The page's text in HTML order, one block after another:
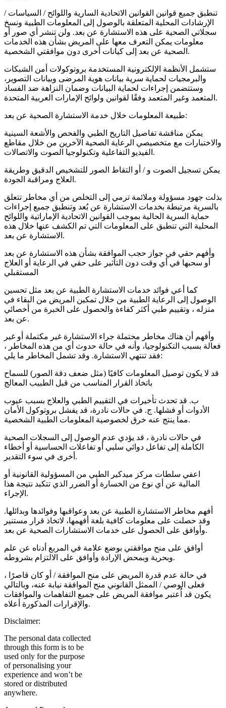
تنطبق جميع قوانين القوانين الاتحادية السارية واللوائح / السياسات /
الإرشادات المحلية المتعلقة بالوصول إلى المعلومات الطبية ونسخ
سجلاتي الصحية على هذه الاستشارة عن بعد. ولن تنشر أي صور أو
معلومات يمكن التعرف معها على المريض بشأن هذه الخدمات
الصحية عن بعد إلى كيانات أخرى دون موافقتي الشخصية.
ستشمل الأنظمة الإلكترونية المستخدمة بروتوكولات أمن الشبكات
والبرمجيات لحماية سرية بيانات هوية المرضى وبيانات التصوير،
وستتضمن إجراءات لحماية البيانات وضمان النزاهة ضد الفساد
المتعمد وغير المتعمد وفقًا لقوانين ولوائح الإمارات العربية المتحدة.
طبيعة المعلومات خلال خدمة الاستشارة الصحية عن بعد:
يمكن مناقشة تفاصيل التاريخ الطبي والفحص والأشعة السينية
والاختبارات مع متخصيصي الرعاية الصحية الآخرين من خلال مقاطع
الفيديو التفاعلية وتكنولوجيا الصوت والاتصالات.
يمكن تسجيل الصوت و / أو التقاط الصور للتشخيص الدقيق وطريقة
العلاج ومراقبة الجودة.
بذلت جهود مسؤولة وملائمة ترمي إلى التخلص من أي مخاطر تتعلق
بالسرية مرتبطة بخدمات الاستشارة عن بُعد وتنطبق جميع إجراءات
حماية السرية الحالية بموجب القوانين الاتحادية الإماراتية واللوائح
المحلية التي تنطبق على المعلومات التي تم الكشف عنها خلال هذه
الاستشارة عن بعد.
وأفهم حقي في جواز حجب الموافقة بشأن هذه الاستشارة عن بعد
أو سحبها في أي وقت دون التأثير على حقي في الرعاية أو العلاج
المستقبلي
كما أعي فوائد خدمات الاستشارة الطبية عن بعد مثل تحسين
الوصول إلى الرعاية الطبية من خلال تمكين المريض من البقاء في
منزله ، وتقييم طبي أكثر كفاءة والحصول على الخبرة من أخصائي
عن بعد.
وأفهم أن هناك مخاطر محتملة جراء الاستشارة غير مكتملة أو غير
فعالة بسبب التكنولوجيا، وأنه في حالة حدوث أي من هذه المخاطر ،
فقد تنتهي الاستشارة. وقد تشمل المخاطر ما يلي:
قد لا يكون توصيل المعلومات كافيًا (مثل ضعف دقة الصور) للسماح
باتخاذ القرار المناسب من قبل الطبيب المعالج
ب. قد تحدث تأخيرات في التقييم الطبي والعلاج بسبب عيوب
الأدوات أو فشلها. ج. في حالات نادرة، قد يفشل بروتوكول الأمان
مما ينتج عنه خرق لخصوصية المعلومات الطبية الشخصية.
في حالات نادرة ، قد يؤدي عدم الوصول إلى السجلات الصحية
الكاملة إلى تفاعل دوائي سلبي أو تفاعلات الحساسية أو أخطاء
أخرى في سوء التقدير.
اعفي سلطات مركز ميدكير الطبي من المسؤولية القانونية أو
المالية عن أي نوع من الخسارة أو الضرر الذي تتكبد نتيجة هذا
الإجراء.
أفهم مخاطر الاستشارة الطبية عن بعد وعواقبها وفوائدها وبدائلها.
وقد حصلت على معلومات كافية بلغة أفهمها، لاتخاذ قرار مستنير
وأوافق على الحصول على خدمات الاستشارات الصحية عن بعد.
أوافق على منح موافقتي بوضع علامة في المربع أدناه عن علم
وبحرية وبمحض الإرادة وأوافق على الالتزام بشروطه.
في حالة عدم قدرة المريض على منح الموافقة / أو كان قاصرًا ،
فعلى الوصي / الممثل القانوني منح الموافقة نيابة عنه، وبالتالي
يكون قد اُعتبر موافقة المريض على جميع التفاهمات والموافقات
والإقرارات المذكورة أعلاه.
Disclaimer:
The personal data collected
through this form is to be
used only for the purpose
of personalising your
experience and won’t be
stored or distributed
anywhere.